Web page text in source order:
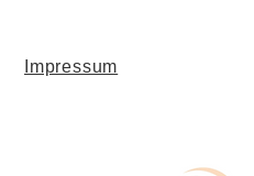
Impressum